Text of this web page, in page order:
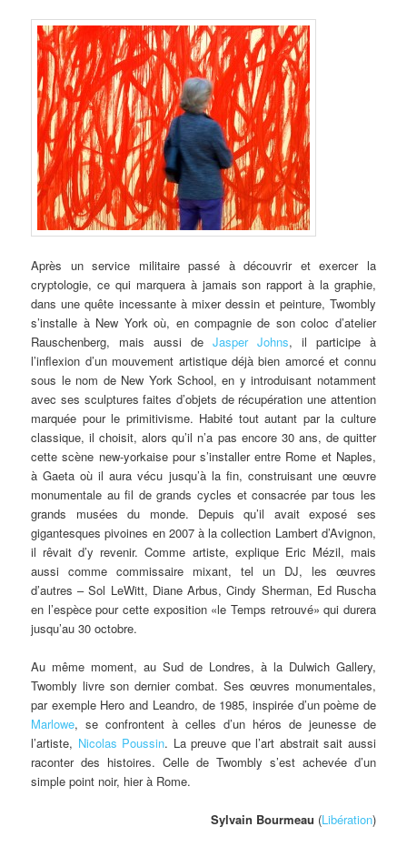
Après un service militaire passé à découvrir et exercer la
cryptologie, ce qui marquera à jamais son rapport à la graphie,
dans une quête incessante à mixer dessin et peinture, Twombly
s’installe à New York où, en compagnie de son coloc d’atelier
Rauschenberg, mais aussi de Jasper Johns, il participe à
l’inflexion d’un mouvement artistique déjà bien amorcé et connu
sous le nom de New York School, en y introduisant notamment
avec ses sculptures faites d’objets de récupération une attention
marquée pour le primitivisme. Habité tout autant par la culture
classique, il choisit, alors qu’il n’a pas encore 30 ans, de quitter
cette scène new-yorkaise pour s’installer entre Rome et Naples,
à Gaeta où il aura vécu jusqu’à la fin, construisant une œuvre
monumentale au fil de grands cycles et consacrée par tous les
grands musées du monde. Depuis qu’il avait exposé ses
gigantesques pivoines en 2007 à la collection Lambert d’Avignon,
il rêvait d’y revenir. Comme artiste, explique Eric Mézil, mais
aussi comme commissaire mixant, tel un DJ, les œuvres
d’autres – Sol LeWitt, Diane Arbus, Cindy Sherman, Ed Ruscha
en l’espèce pour cette exposition «le Temps retrouvé» qui durera
jusqu’au 30 octobre.
Au même moment, au Sud de Londres, à la Dulwich Gallery,
Twombly livre son dernier combat. Ses œuvres monumentales,
par exemple Hero and Leandro, de 1985, inspirée d’un poème de
Marlowe, se confrontent à celles d’un héros de jeunesse de
l’artiste, Nicolas Poussin. La preuve que l’art abstrait sait aussi
raconter des histoires. Celle de Twombly s’est achevée d’un
simple point noir, hier à Rome.
Sylvain Bourmeau (Libération)